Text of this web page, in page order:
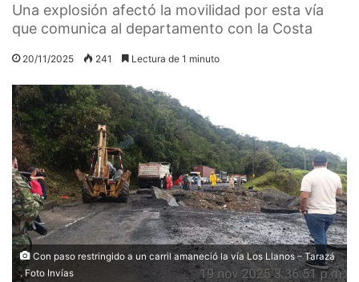
Una explosión afectó la movilidad por esta vía
que comunica al departamento con la Costa
20/11/2025 241 Lectura de 1 minuto
Con paso restringido a un carril amaneció la vía Los Llanos – Tarazá
. Foto Invías